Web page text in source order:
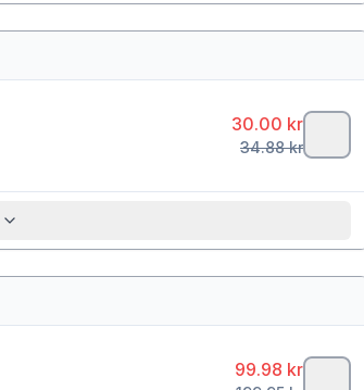
30.00 kr
34.88kr
99.98 kr